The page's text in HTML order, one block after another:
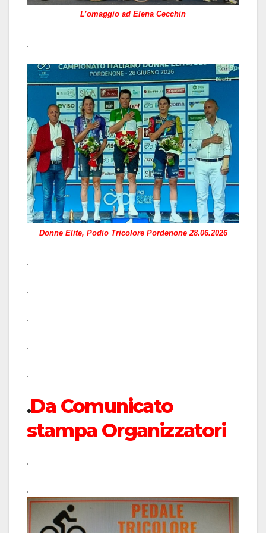
L’omaggio ad Elena Cecchin
.
Donne Elite, Podio Tricolore Pordenone 28.06.2026
.
.
.
.
.
.Da Comunicato
stampa Organizzatori
.
.